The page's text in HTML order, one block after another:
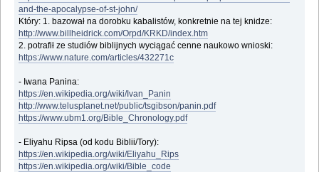
and-the-apocalypse-of-st-john/
Który: 1. bazował na dorobku kabalistów, konkretnie na tej knidze:
http://www.billheidrick.com/Orpd/KRKD/index.htm
2. potrafił ze studiów biblijnych wyciągać cenne naukowo wnioski:
https://www.nature.com/articles/432271c
- Iwana Panina:
https://en.wikipedia.org/wiki/Ivan_Panin
http://www.telusplanet.net/public/tsgibson/panin.pdf
https://www.ubm1.org/Bible_Chronology.pdf
- Eliyahu Ripsa (od kodu Biblii/Tory):
https://en.wikipedia.org/wiki/Eliyahu_Rips
https://en.wikipedia.org/wiki/Bible_code